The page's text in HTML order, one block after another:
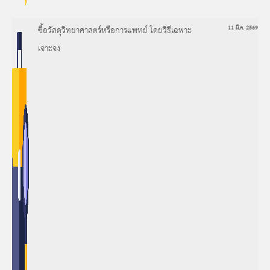
ซื้อวัสดุวิทยาศาสตร์หรือการแพทย์ โดยวิธีเฉพาะ
เจาะจง
11 มี.ค. 2569